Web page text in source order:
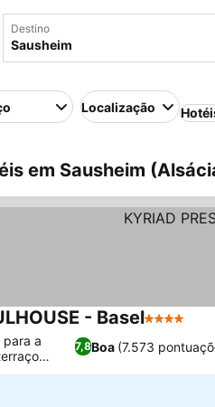
Destino
Localização
em Sausheim
- Basel4 Estrelas
7,8Boa (7.573
a